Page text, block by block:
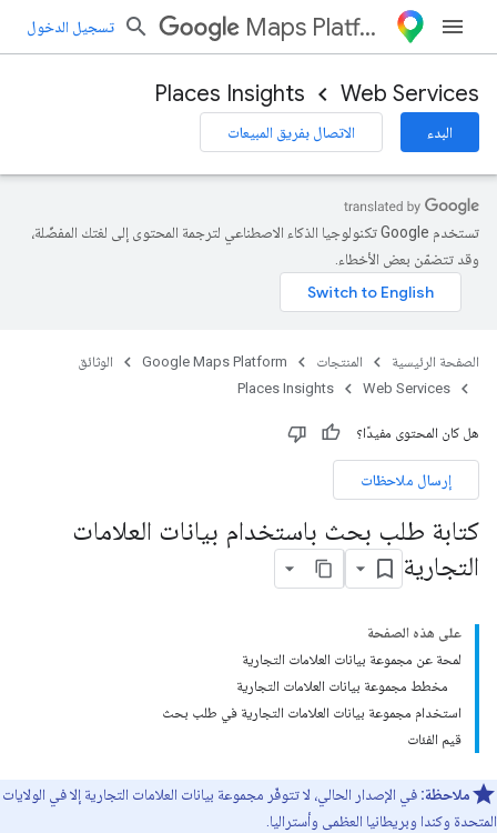
Maps Platform تسجيل الدخول
Web Services
Places Insights
البدء الاتصال بفريق المبيعات
تستخدم Google تكنولوجيا الذكاء الاصطناعي لترجمة المحتوى إلى لغتك المفضّلة،
وقد تتضمّن بعض الأخطاء.
الصفحة الرئيسية المنتجات Google Maps Platform
الوثائق
Web Services
Places Insights
هل كان المحتوى مفيدًا؟
إرسال ملاحظات
كتابة طلب بحث باستخدام بيانات العلامات
التجارية
على هذه الصفحة
لمحة عن مجموعة بيانات العلامات التجارية
مخطط مجموعة بيانات العلامات التجارية
استخدام مجموعة بيانات العلامات التجارية في طلب بحث
قيم الفئات
ملاحظة: في الإصدار الحالي، لا تتوفّر مجموعة بيانات العلامات التجارية إلا في الولايات
المتحدة وكندا وبريطانيا العظمى وأستراليا.